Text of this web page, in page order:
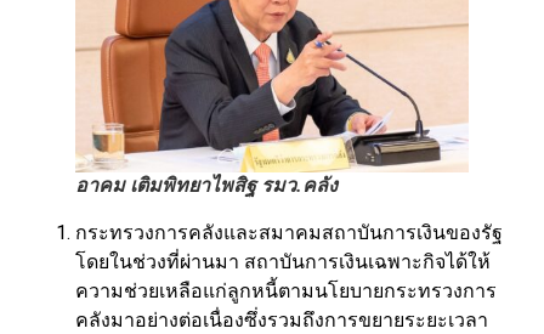
อาคม เติมพิทยาไพสิฐ รมว.คลัง
กระทรวงการคลังและสมาคมสถาบันการเงินของรัฐ
โดยในช่วงที่ผ่านมา สถาบันการเงินเฉพาะกิจได้ให้
ความช่วยเหลือแก่ลูกหนี้ตามนโยบายกระทรวงการ
คลังมาอย่างต่อเนื่องซึ่งรวมถึงการขยายระยะเวลา